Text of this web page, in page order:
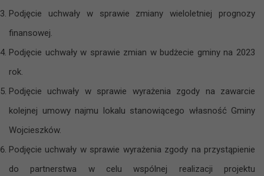
Podjęcie uchwały w sprawie zmiany wieloletniej prognozy
finansowej.
Podjęcie uchwały w sprawie zmian w budżecie gminy na 2023
rok.
Podjęcie uchwały w sprawie wyrażenia zgody na zawarcie
kolejnej umowy najmu lokalu stanowiącego własność Gminy
Wojcieszków.
Podjęcie uchwały w sprawie wyrażenia zgody na przystąpienie
do partnerstwa w celu wspólnej realizacji projektu